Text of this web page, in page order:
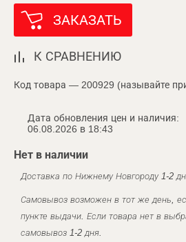
ЗАКАЗАТЬ
К СРАВНЕНИЮ
Код товара — 200929 (называйте
Дата обновления цен и наличия:
06.08.2026 в 18:43
Нет в наличии
Доставка по Нижнему Новгороду 1-2
Самовывоз возможен в тот же день,
пункте выдачи. Если товара нет в
самовывоз 1-2 дня.